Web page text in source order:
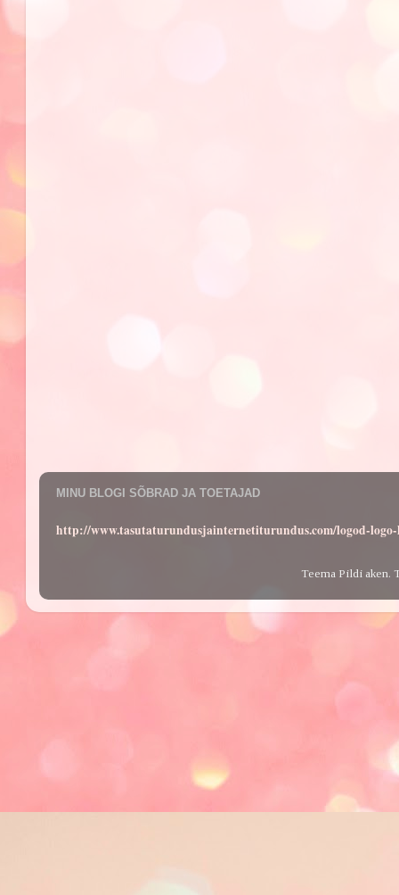
MINU BLOGI SÕBRAD JA TOETAJAD
http://www.tasutaturundusjainternetiturundus.com/logod-
Teema Pildi aken.